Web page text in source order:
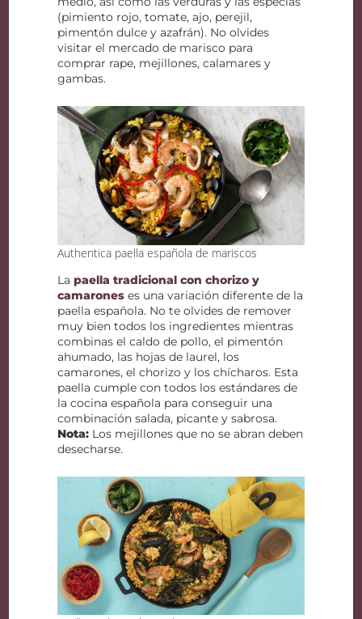
(pimiento rojo, tomate, ajo, perejil,
pimentón dulce y azafrán). No olvides
visitar el mercado de marisco para
comprar rape, mejillones, calamares y
gambas.
Authentica paella española de mariscos
Lapaella tradicional con chorizo y
camarones es una variación diferente de la
paella española. No te olvides de remover
muy bien todos los ingredientes mientras
combinas el caldo de pollo, el pimentón
ahumado, las hojas de laurel, los
camarones, el chorizo y los chícharos. Esta
paella cumple con todos los estándares de
la cocina española para conseguir una
combinación salada, picante y sabrosa.
Nota: Los mejillones que no se abran deben
desecharse.